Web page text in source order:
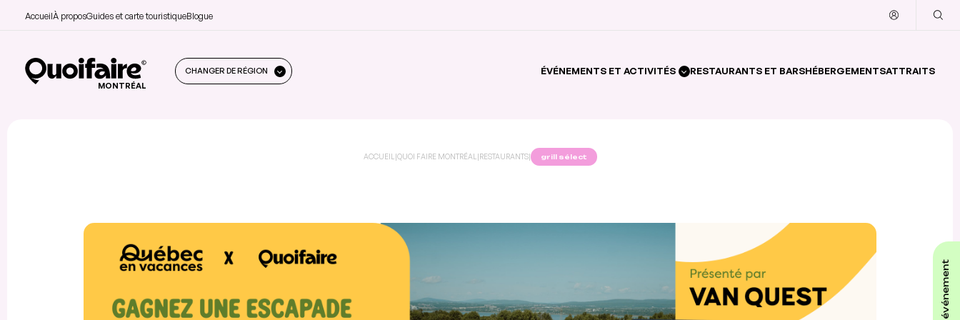
AccueilÀ proposGuides et carte touristiqueBlogue
MONTRÉAL
CHANGER DE RÉGION ÉVÉNEMENTS ET ACTIVITÉS RESTAURANTS ET BARSHÉBERGEMENTSATTRAITS
ACCUEIL |QUOI FAIRE MONTRÉAL |RESTAURANTS| grill sélect